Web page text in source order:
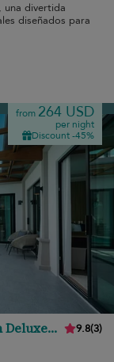
una divertida
diseñados para
from 264 USD
per night
Discount -45%
Deluxe 9.8(3)